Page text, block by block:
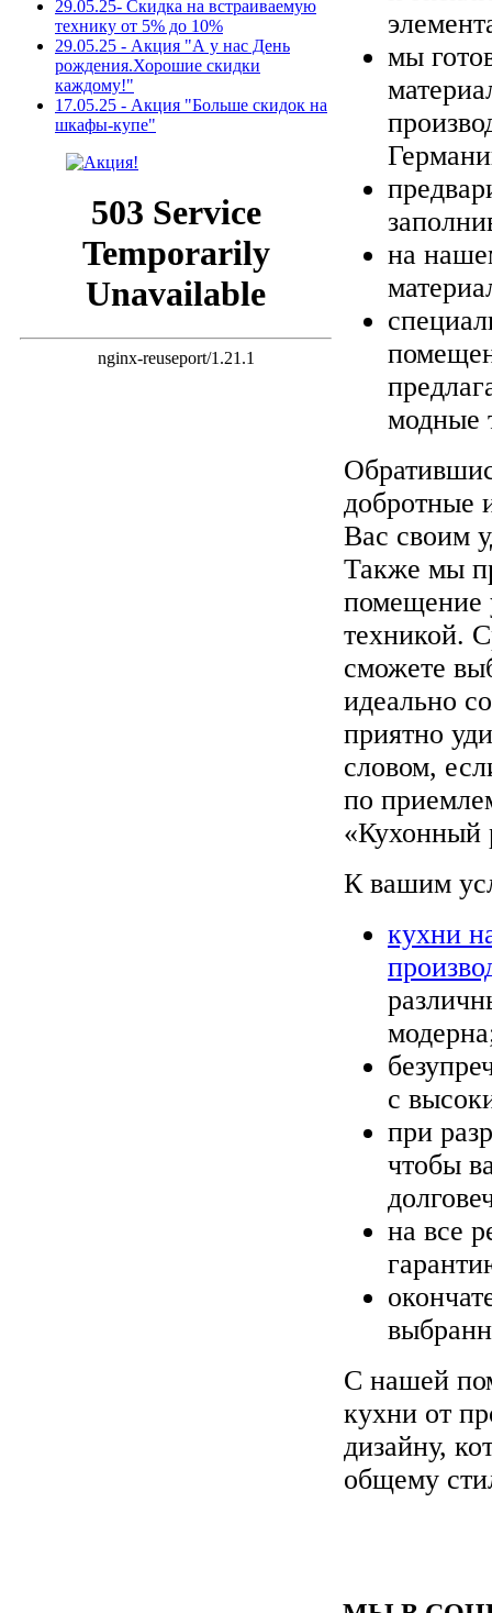
29.05.25- Скидка на встраиваемую
технику от 5% до 10%
29.05.25 - Акция "А у нас День
рождения.Хорошие скидки
каждому!"
17.05.25 - Акция "Больше скидок на
шкафы-купе"
мы
на
модные
добротные
Вас своим
Также мы
помещение
техникой.
сможете
идеально
приятно
словом,
по
«Кухонный
К вашим
кухни
с
при
чтобы
на все
С нашей
кухни от
дизайну,
общему